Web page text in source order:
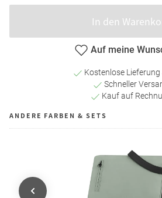
In den
Auf meine
Kostenlose Lieferung
Schneller
Kauf auf
ANDERE FARBEN & SETS